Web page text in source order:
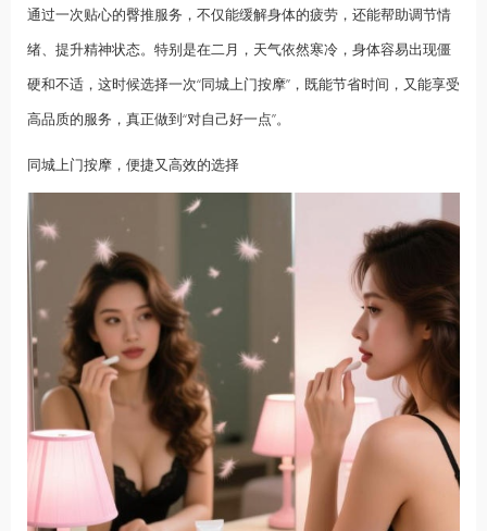
通过一次贴心的臀推服务，不仅能缓解身体的疲劳，还能帮助调节情
绪、提升精神状态。特别是在二月，天气依然寒冷，身体容易出现僵
硬和不适，这时候选择一次“同城上门按摩”，既能节省时间，又能享受
高品质的服务，真正做到“对自己好一点”。
同城上门按摩，便捷又高效的选择